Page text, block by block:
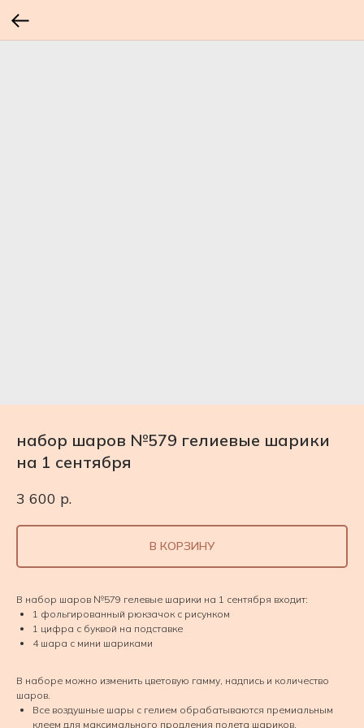
набор шаров №579 гелиевые шарики
на 1 сентября
3 600 р.
В КОРЗИНУ
В набор шаров №579 гелевые шарики на 1 сентября входит:
1 фольгированный рюкзачок с рисунком
1 цифра с буквой на подставке
4 шара с мини шариками
В наборе можно изменить цветовую гамму, надпись и количество
шаров.
Все воздушные шары с гелием обрабатываются премиальным
клеем для максимального продления полета шариков.